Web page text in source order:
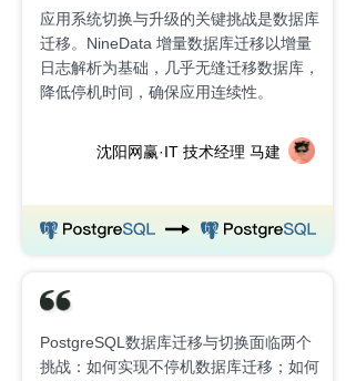
应用系统切换与升级的关键挑战是数据库
迁移。NineData 增量数据库迁移以增量
日志解析为基础，几乎无缝迁移数据库，
降低停机时间，确保应用连续性。
沈阳网赢·IT 技术经理 马建
PostgreSQL数据库迁移与切换面临两个
挑战：如何实现不停机数据库迁移；如何